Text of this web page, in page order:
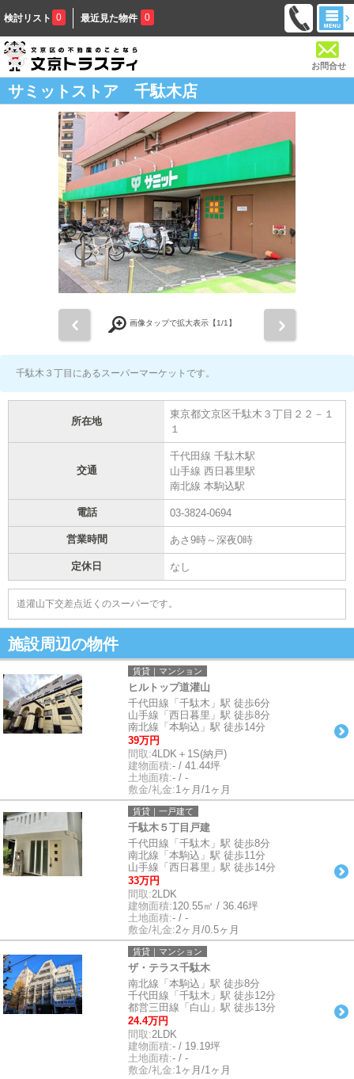
検討リスト 0 最近見た物件 0
お問合せ
サミットストア 千駄木店
画像タップで拡大表示【1/1】
千駄木３丁目にあるスーパーマーケットです。
所在地
東京都文京区千駄木３丁目２２－１
１
交通
千代田線 千駄木駅
山手線 西日暮里駅
南北線 本駒込駅
電話 03-3824-0694
営業時間 あさ9時～深夜0時
定休日 なし
道灌山下交差点近くのスーパーです。
施設周辺の物件
賃貸｜マンション
ヒルトップ道灌山
千代田線「千駄木」駅 徒歩6分
山手線「西日暮里」駅 徒歩8分
南北線「本駒込」駅 徒歩14分
39万円
間取:4LDK＋1S(納戸)
建物面積:- / 41.44坪
土地面積:- / -
敷金/礼金:1ヶ月/1ヶ月
賃貸｜一戸建て
千駄木５丁目戸建
千代田線「千駄木」駅 徒歩8分
南北線「本駒込」駅 徒歩11分
山手線「西日暮里」駅 徒歩14分
33万円
間取:2LDK
建物面積:120.55㎡ / 36.46坪
土地面積:- / -
敷金/礼金:2ヶ月/0.5ヶ月
賃貸｜マンション
ザ・テラス千駄木
南北線「本駒込」駅 徒歩8分
千代田線「千駄木」駅 徒歩12分
都営三田線「白山」駅 徒歩13分
24.4万円
間取:2LDK
建物面積:- / 19.19坪
土地面積:- / -
敷金/礼金:1ヶ月/1ヶ月